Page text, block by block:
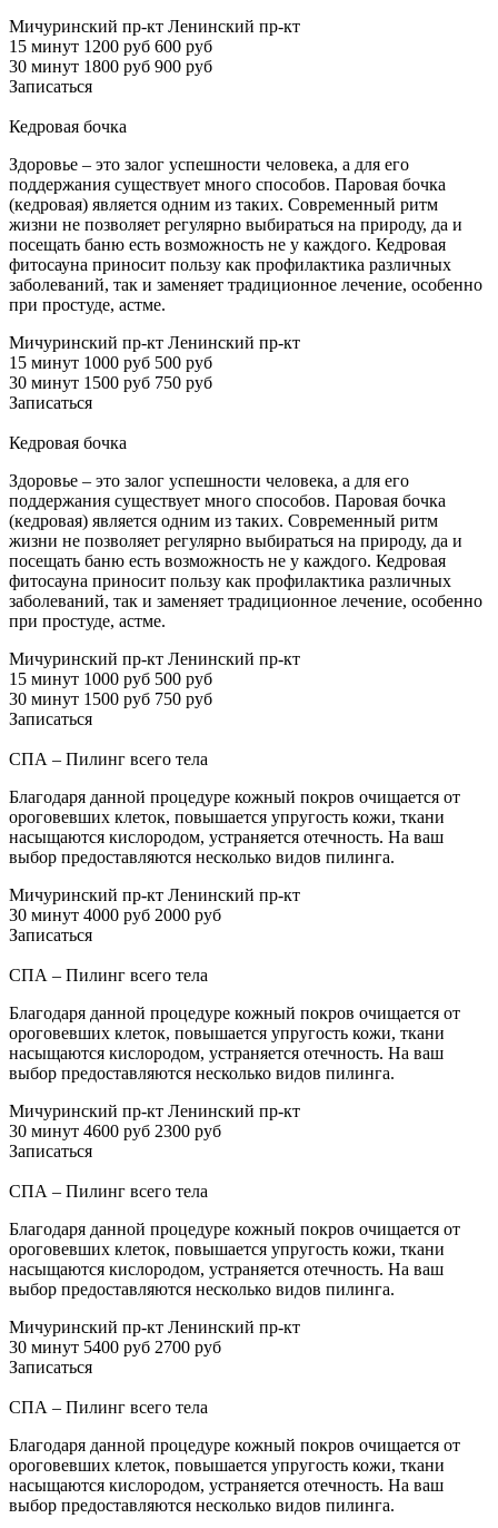
Мичуринский пр-кт Ленинский пр-кт
15 минут 1200 руб 600 руб
30 минут 1800 руб 900 руб
Записаться
Кедровая бочка
Здоровье – это залог успешности человека, а для его
поддержания существует много способов. Паровая бочка
(кедровая) является одним из таких. Современный ритм
жизни не позволяет регулярно выбираться на природу, да и
посещать баню есть возможность не у каждого. Кедровая
фитосауна приносит пользу как профилактика различных
заболеваний, так и заменяет традиционное лечение, особенно
при простуде, астме.
Мичуринский пр-кт Ленинский пр-кт
15 минут 1000 руб 500 руб
30 минут 1500 руб 750 руб
Записаться
Кедровая бочка
Здоровье – это залог успешности человека, а для его
поддержания существует много способов. Паровая бочка
(кедровая) является одним из таких. Современный ритм
жизни не позволяет регулярно выбираться на природу, да и
посещать баню есть возможность не у каждого. Кедровая
фитосауна приносит пользу как профилактика различных
заболеваний, так и заменяет традиционное лечение, особенно
при простуде, астме.
Мичуринский пр-кт Ленинский пр-кт
15 минут 1000 руб 500 руб
30 минут 1500 руб 750 руб
Записаться
СПА – Пилинг всего тела
Благодаря данной процедуре кожный покров очищается от
ороговевших клеток, повышается упругость кожи, ткани
насыщаются кислородом, устраняется отечность. На ваш
выбор предоставляются несколько видов пилинга.
Мичуринский пр-кт Ленинский пр-кт
30 минут 4000 руб 2000 руб
Записаться
СПА – Пилинг всего тела
Благодаря данной процедуре кожный покров очищается от
ороговевших клеток, повышается упругость кожи, ткани
насыщаются кислородом, устраняется отечность. На ваш
выбор предоставляются несколько видов пилинга.
Мичуринский пр-кт Ленинский пр-кт
30 минут 4600 руб 2300 руб
Записаться
СПА – Пилинг всего тела
Благодаря данной процедуре кожный покров очищается от
ороговевших клеток, повышается упругость кожи, ткани
насыщаются кислородом, устраняется отечность. На ваш
выбор предоставляются несколько видов пилинга.
Мичуринский пр-кт Ленинский пр-кт
30 минут 5400 руб 2700 руб
Записаться
СПА – Пилинг всего тела
Благодаря данной процедуре кожный покров очищается от
ороговевших клеток, повышается упругость кожи, ткани
насыщаются кислородом, устраняется отечность. На ваш
выбор предоставляются несколько видов пилинга.